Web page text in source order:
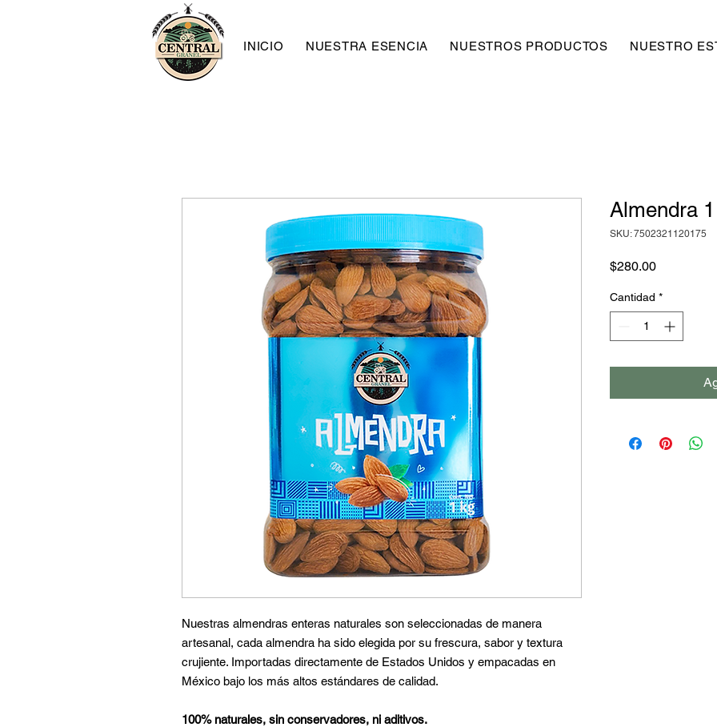
INICIO NUESTRA ESENCIA NUESTROS PRODUCTOS NUESTRO
Nuestras almendras enteras naturales son seleccionadas de manera
artesanal, cada almendra ha sido elegida por su frescura, sabor y textura
crujiente. Importadas directamente de Estados Unidos y empacadas en
México bajo los más altos estándares de calidad.
100% naturales, sin conservadores, ni aditivos.
Almendra
SKU: 7502321120175
$280.00Precio
Cantidad *